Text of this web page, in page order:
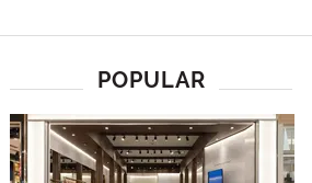
POPULAR